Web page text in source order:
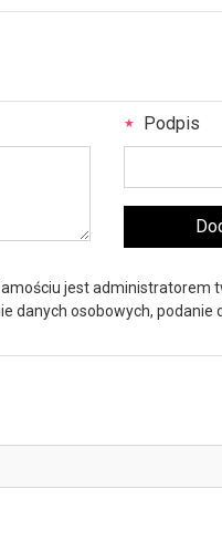
Podpis
jest administratorem
danych osobowych, podanie